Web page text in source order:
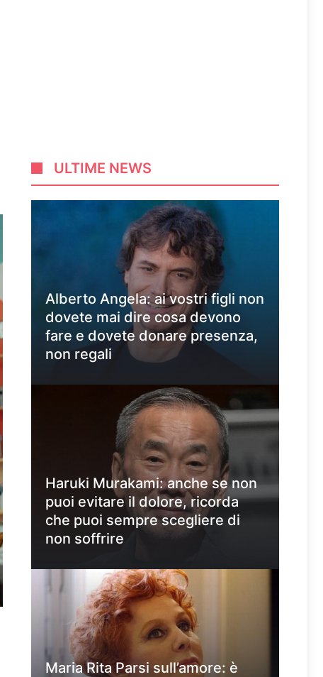
ULTIME NEWS
Alberto Angela: ai vostri figli non
dovete mai dire cosa devono
fare e dovete donare presenza,
non regali
Haruki Murakami: anche se non
puoi evitare il dolore, ricorda
che puoi sempre scegliere di
non soffrire
Maria Rita Parsi sull’amore: è